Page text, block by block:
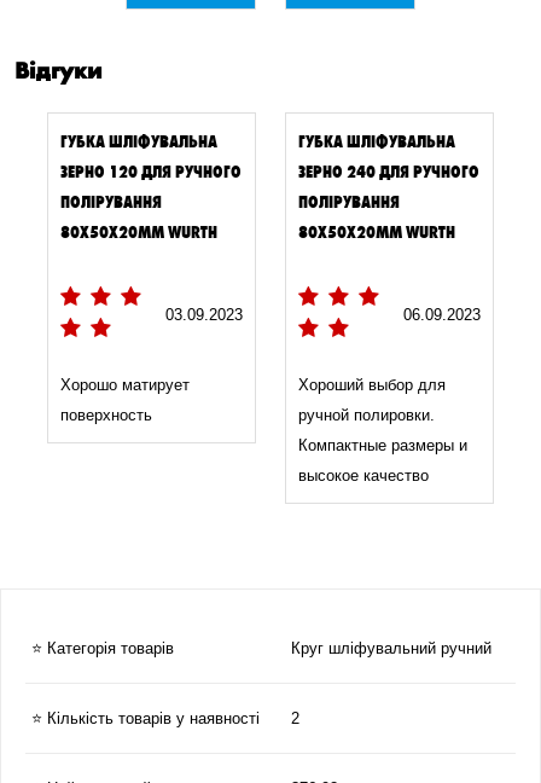
Відгуки
ГУБКА ШЛІФУВАЛЬНА
ЗЕРНО 120 ДЛЯ РУЧНОГО
ПОЛІРУВАННЯ
80Х50Х20ММ WURTH
03.09.2023
Хорошо матирует
поверхность
ГУБКА ШЛІФУВАЛЬНА
ЗЕРНО 240 ДЛЯ РУЧНОГО
ПОЛІРУВАННЯ
80Х50Х20ММ WURTH
06.09.2023
Хороший выбор для
ручной полировки.
Компактные размеры и
высокое качество
⭐ Категорія товарів Круг шліфувальний ручний
⭐ Кількість товарів у наявності 2